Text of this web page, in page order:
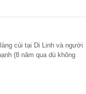
cùi tại Di Linh và người
(8 năm qua dù không